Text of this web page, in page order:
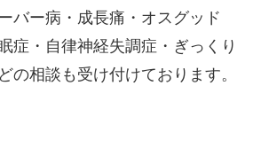
バー病・成長痛・オスグッド
症・自律神経失調症・ぎっくり
の相談も受け付けております。